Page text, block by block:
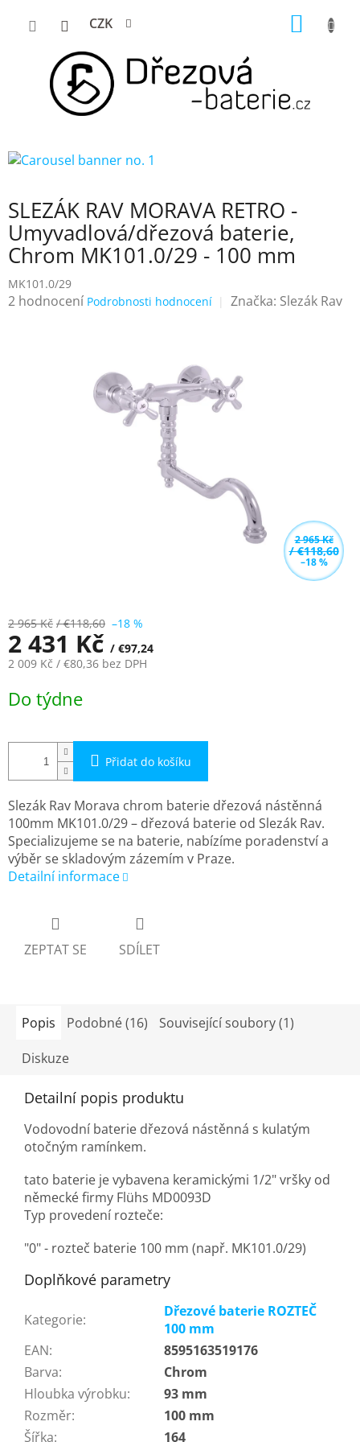
CZK
SLEZÁK RAV MORAVA RETRO -
Umyvadlová/dřezová baterie,
Chrom MK101.0/29 - 100 mm
MK101.0/29
Průměrné
2 hodnocení Podrobnosti hodnocení Značka: Slezák Rav
2 965 Kč
/ €118,60
–18 %
2 965 Kč / €118,60 –18 %
2 431 Kč / €97,24
2 009 Kč / €80,36 bez DPH
cena:
Do týdne
Přidat do košíku
Slezák Rav Morava chrom baterie dřezová nástěnná
100mm MK101.0/29 – dřezová baterie od Slezák Rav.
Specializujeme se na baterie, nabízíme poradenství a
výběr se skladovým zázemím v Praze.
Detailní informace
ZEPTAT SE SDÍLET
Popis Podobné (16)
Související soubory (1)
Diskuze
Detailní popis produktu
Vodovodní baterie dřezová nástěnná s kulatým
otočným ramínkem.
tato baterie je vybavena keramickými 1/2" vršky od
německé firmy Flühs MD0093D
Typ provedení rozteče:
"0" - rozteč baterie 100 mm (např. MK101.0/29)
Doplňkové parametry
Kategorie:
Dřezové baterie ROZTEČ
100 mm
EAN:
8595163519176
Barva:
Chrom
Hloubka výrobku:
93 mm
Rozměr:
100 mm
Šířka: 164